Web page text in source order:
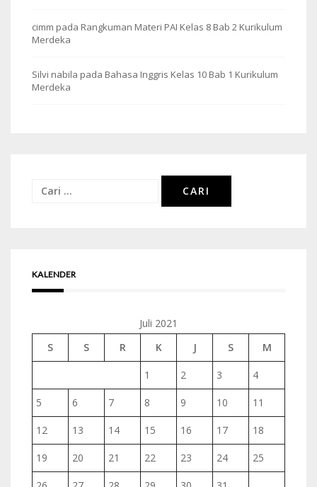
cimm pada Rangkuman Materi PAI Kelas 8 Bab 2 Kurikulum
Merdeka
Silvi nabila pada Bahasa Inggris Kelas 10 Bab 1 Kurikulum
Merdeka
Cari
KALENDER
Juli 2021
S
S R K J S M
1 2 3 4
5 6 7 8 9 10 11
12 13 14 15 16 17 18
19 20 21 22 23 24 25